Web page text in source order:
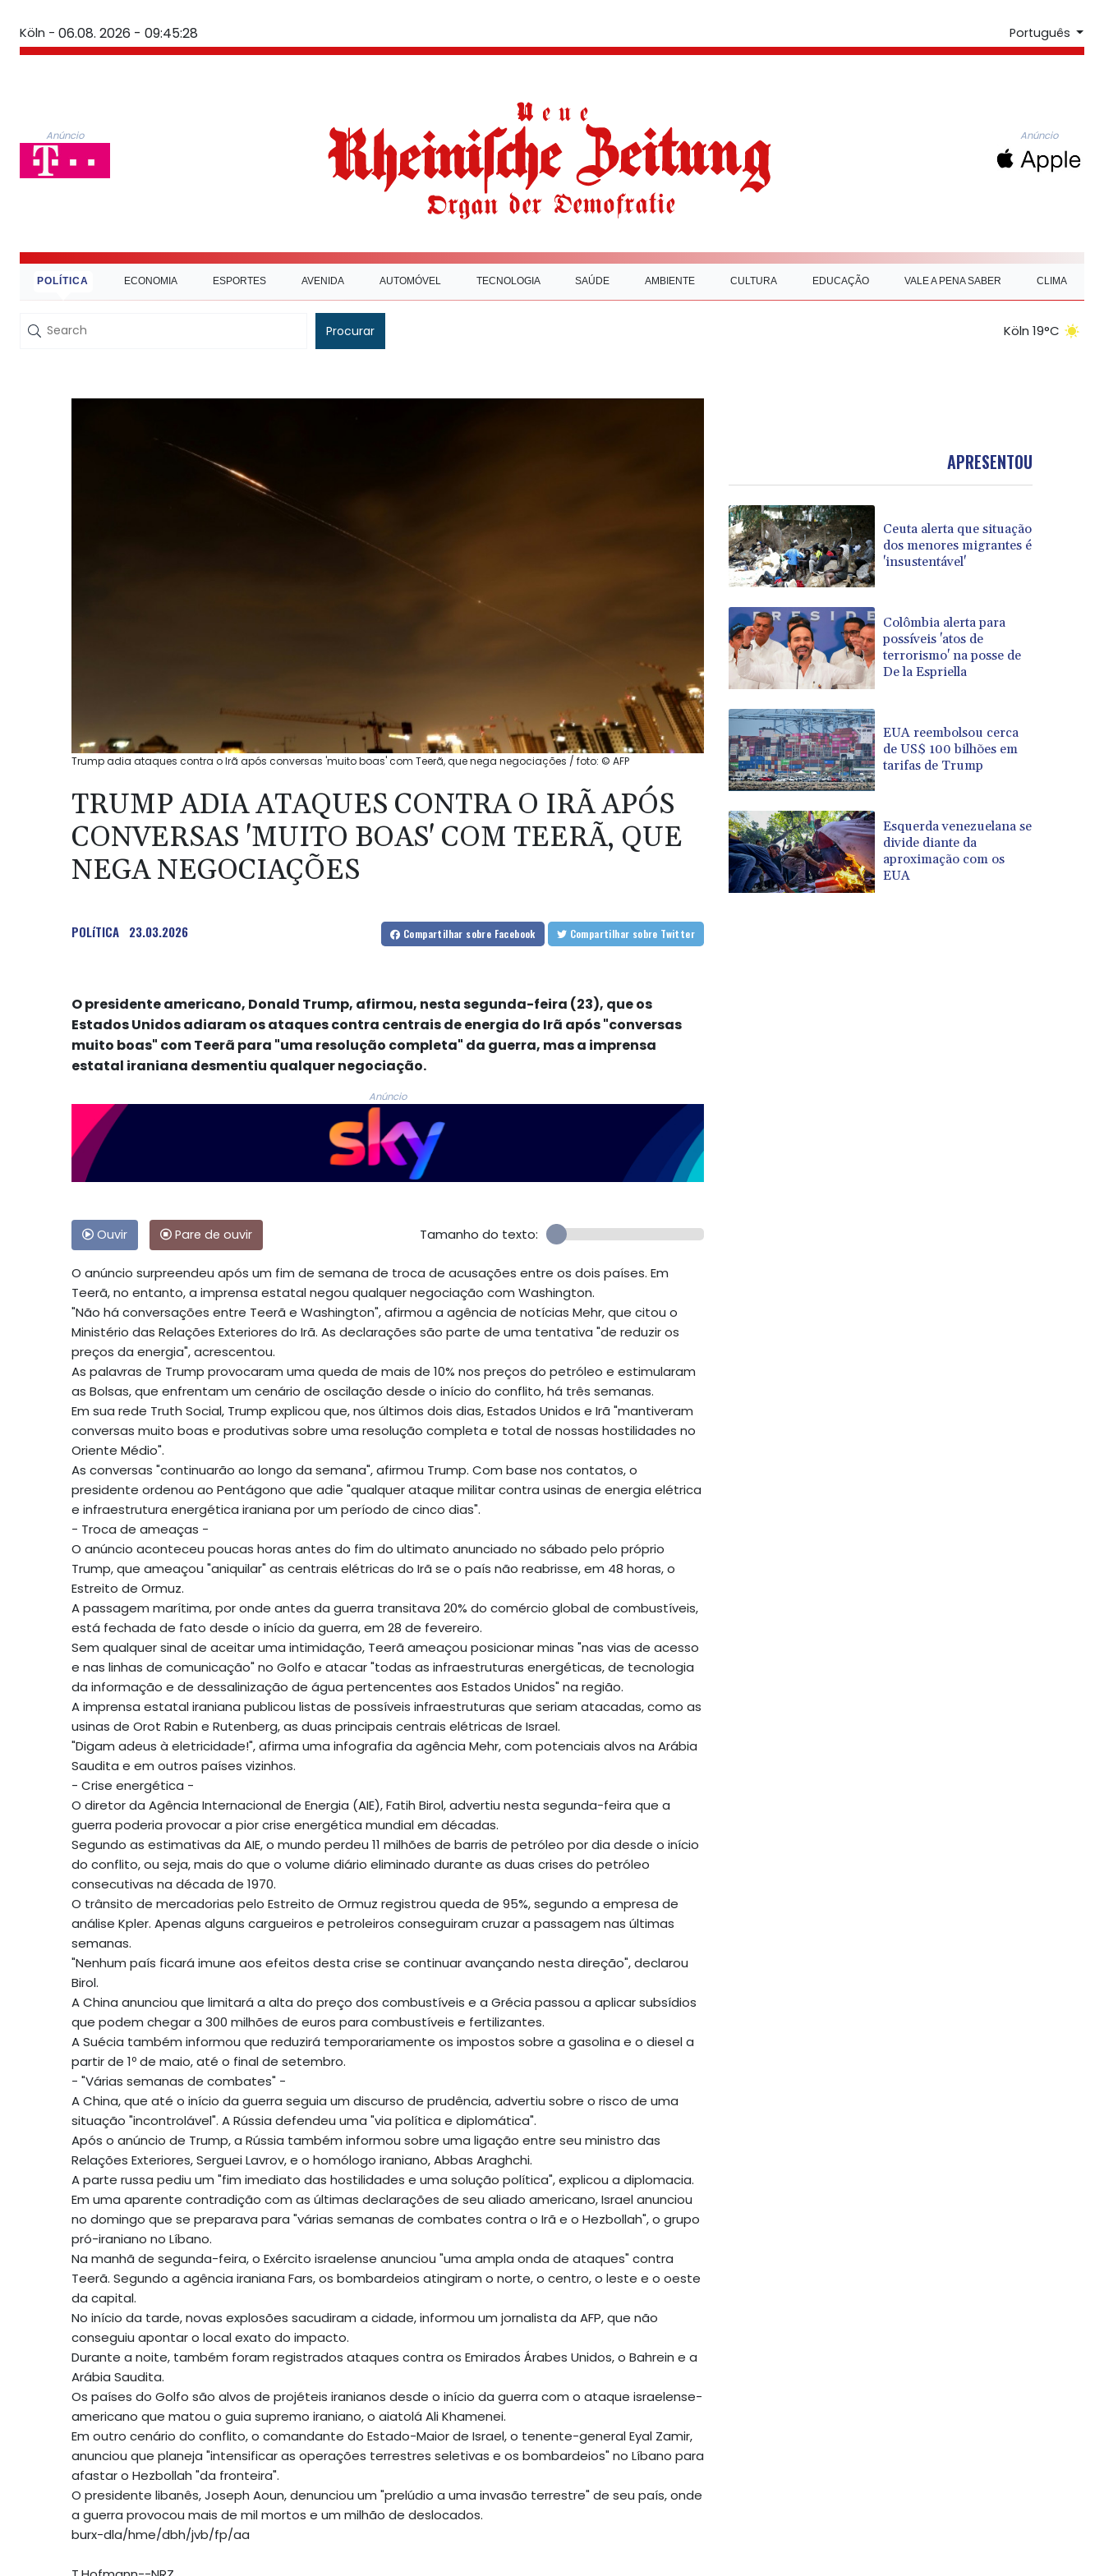
Köln - 06.08. 2026 - 09:45:29 Português
Anúncio Anúncio
POLÍTICA ECONOMIA ESPORTES AVENIDA AUTOMÓVEL TECNOLOGIA SAÚDE AMBIENTE CULTURA EDUCAÇÃO VALE A PENA SABER CLIMA
Procurar Köln 19°C
Trump adia ataques contra o Irã após conversas 'muito boas' com Teerã, que nega negociações / foto: © AFP
TRUMP ADIA ATAQUES CONTRA O IRÃ APÓS
CONVERSAS 'MUITO BOAS' COM TEERÃ, QUE
NEGA NEGOCIAÇÕES
POLíTICA 23.03.2026 Compartilhar sobre Facebook Compartilhar sobre Twitter
O presidente americano, Donald Trump, afirmou, nesta segunda-feira (23), que os
Estados Unidos adiaram os ataques contra centrais de energia do Irã após "conversas
muito boas" com Teerã para "uma resolução completa" da guerra, mas a imprensa
estatal iraniana desmentiu qualquer negociação.
Anúncio
Ouvir Pare de ouvir Tamanho do texto:
O anúncio surpreendeu após um fim de semana de troca de acusações entre os dois países. Em
Teerã, no entanto, a imprensa estatal negou qualquer negociação com Washington.
"Não há conversações entre Teerã e Washington", afirmou a agência de notícias Mehr, que citou o
Ministério das Relações Exteriores do Irã. As declarações são parte de uma tentativa "de reduzir os
preços da energia", acrescentou.
As palavras de Trump provocaram uma queda de mais de 10% nos preços do petróleo e estimularam
as Bolsas, que enfrentam um cenário de oscilação desde o início do conflito, há três semanas.
Em sua rede Truth Social, Trump explicou que, nos últimos dois dias, Estados Unidos e Irã "mantiveram
conversas muito boas e produtivas sobre uma resolução completa e total de nossas hostilidades no
Oriente Médio".
As conversas "continuarão ao longo da semana", afirmou Trump. Com base nos contatos, o
presidente ordenou ao Pentágono que adie "qualquer ataque militar contra usinas de energia elétrica
e infraestrutura energética iraniana por um período de cinco dias".
- Troca de ameaças -
O anúncio aconteceu poucas horas antes do fim do ultimato anunciado no sábado pelo próprio
Trump, que ameaçou "aniquilar" as centrais elétricas do Irã se o país não reabrisse, em 48 horas, o
Estreito de Ormuz.
A passagem marítima, por onde antes da guerra transitava 20% do comércio global de combustíveis,
está fechada de fato desde o início da guerra, em 28 de fevereiro.
Sem qualquer sinal de aceitar uma intimidação, Teerã ameaçou posicionar minas "nas vias de acesso
e nas linhas de comunicação" no Golfo e atacar "todas as infraestruturas energéticas, de tecnologia
da informação e de dessalinização de água pertencentes aos Estados Unidos" na região.
A imprensa estatal iraniana publicou listas de possíveis infraestruturas que seriam atacadas, como as
usinas de Orot Rabin e Rutenberg, as duas principais centrais elétricas de Israel.
"Digam adeus à eletricidade!", afirma uma infografia da agência Mehr, com potenciais alvos na Arábia
Saudita e em outros países vizinhos.
- Crise energética -
O diretor da Agência Internacional de Energia (AIE), Fatih Birol, advertiu nesta segunda-feira que a
guerra poderia provocar a pior crise energética mundial em décadas.
Segundo as estimativas da AIE, o mundo perdeu 11 milhões de barris de petróleo por dia desde o início
do conflito, ou seja, mais do que o volume diário eliminado durante as duas crises do petróleo
consecutivas na década de 1970.
O trânsito de mercadorias pelo Estreito de Ormuz registrou queda de 95%, segundo a empresa de
análise Kpler. Apenas alguns cargueiros e petroleiros conseguiram cruzar a passagem nas últimas
semanas.
"Nenhum país ficará imune aos efeitos desta crise se continuar avançando nesta direção", declarou
Birol.
A China anunciou que limitará a alta do preço dos combustíveis e a Grécia passou a aplicar subsídios
que podem chegar a 300 milhões de euros para combustíveis e fertilizantes.
A Suécia também informou que reduzirá temporariamente os impostos sobre a gasolina e o diesel a
partir de 1º de maio, até o final de setembro.
- "Várias semanas de combates" -
A China, que até o início da guerra seguia um discurso de prudência, advertiu sobre o risco de uma
situação "incontrolável". A Rússia defendeu uma "via política e diplomática".
Após o anúncio de Trump, a Rússia também informou sobre uma ligação entre seu ministro das
Relações Exteriores, Serguei Lavrov, e o homólogo iraniano, Abbas Araghchi.
A parte russa pediu um "fim imediato das hostilidades e uma solução política", explicou a diplomacia.
Em uma aparente contradição com as últimas declarações de seu aliado americano, Israel anunciou
no domingo que se preparava para "várias semanas de combates contra o Irã e o Hezbollah", o grupo
pró-iraniano no Líbano.
Na manhã de segunda-feira, o Exército israelense anunciou "uma ampla onda de ataques" contra
Teerã. Segundo a agência iraniana Fars, os bombardeios atingiram o norte, o centro, o leste e o oeste
da capital.
No início da tarde, novas explosões sacudiram a cidade, informou um jornalista da AFP, que não
conseguiu apontar o local exato do impacto.
Durante a noite, também foram registrados ataques contra os Emirados Árabes Unidos, o Bahrein e a
Arábia Saudita.
Os países do Golfo são alvos de projéteis iranianos desde o início da guerra com o ataque israelense-
americano que matou o guia supremo iraniano, o aiatolá Ali Khamenei.
Em outro cenário do conflito, o comandante do Estado-Maior de Israel, o tenente-general Eyal Zamir,
anunciou que planeja "intensificar as operações terrestres seletivas e os bombardeios" no Líbano para
afastar o Hezbollah "da fronteira".
O presidente libanês, Joseph Aoun, denunciou um "prelúdio a uma invasão terrestre" de seu país, onde
a guerra provocou mais de mil mortos e um milhão de deslocados.
burx-dla/hme/dbh/jvb/fp/aa
APRESENTOU
Ceuta alerta que situação
dos menores migrantes é
'insustentável'
Colômbia alerta para
possíveis 'atos de
terrorismo' na posse de
De la Espriella
EUA reembolsou cerca
de US$ 100 bilhões em
tarifas de Trump
Esquerda venezuelana se
divide diante da
aproximação com os
EUA